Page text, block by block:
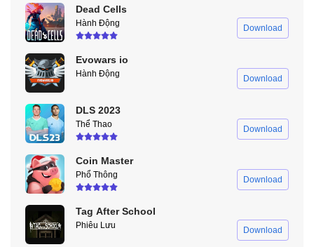
Dead Cells
Hành Động Download
Evowars io
Hành Động Download
DLS 2023
Thể Thao Download
Coin Master
Phổ Thông Download
Tag After School
Phiêu Lưu Download